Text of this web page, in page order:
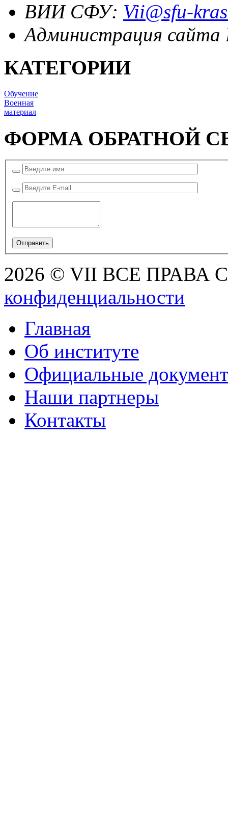
ВИИ СФУ: Vii@sfu-
Администрация
КАТЕГОРИИ
Обучение
Военная
материал
ФОРМА ОБРАТНОЙ
2026 © VII ВСЕ ПРАВА
конфиденциальности
Главная
Об институте
Официальные
Наши партнеры
Контакты